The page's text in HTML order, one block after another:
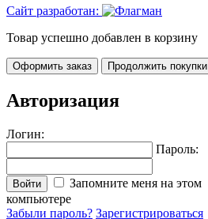
Сайт разработан:
Товар успешно добавлен в корзину
Оформить заказ Продолжить покупки
Авторизация
Логин:
Пароль:
Войти
Запомните меня на этом
компьютере
Забыли пароль? Зарегистрироваться